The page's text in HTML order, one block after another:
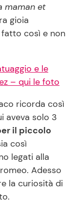
maman et
gioia
fatto così e non
e le
– qui le foto
ricorda così
aveva solo 3
il piccolo
così
legati alla
Adesso
la curiosità di